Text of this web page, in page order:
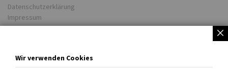
Datenschutzerklärung
Impressum
Unsere Lieferwerke
BIBUS weltweit
Wir verwenden Cookies